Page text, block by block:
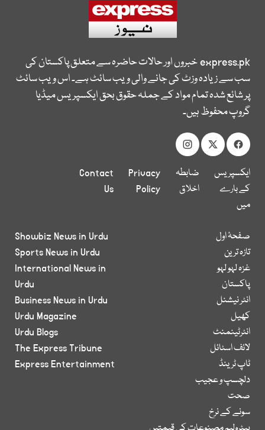
express.pkخبروں اور حالات حاضرہ سے متعلق پاکستان کی
سب سے زیادہ وزٹ کی جانے والی ویب سائٹ ہے۔ اس ویب سائٹ
پر شائع شدہ تمام مواد کے جملہ حقوق بحق ایکسپریس میڈیا
گروپ محفوظ ہیں۔
ایکسپریس
کے بارے
میں
ضابطہ
اخلاق
Privacy
Policy
Contact
Us
صفحۂ اول
تازہ ترین
غزہ لہو لہو
پاکستان
انٹر نیشنل
کھیل
انٹرٹینمنٹ
لائف اسٹائل
ٹاپ ٹرینڈ
دلچسپ و عجیب
صحت
سونے کے نرخ
Showbiz News in Urdu
Sports News in Urdu
International News in
Urdu
Business News in Urdu
Urdu Magazine
Urdu Blogs
The Express Tribune
Express Entertainment